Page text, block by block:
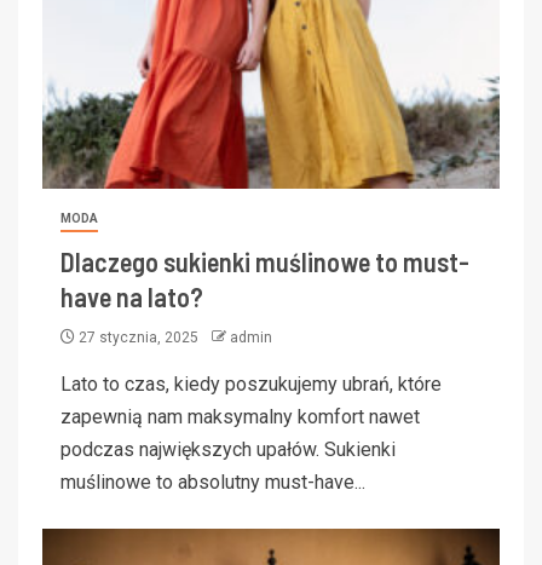
MODA
Dlaczego sukienki muślinowe to must-
have na lato?
27 stycznia, 2025 admin
Lato to czas, kiedy poszukujemy ubrań, które
zapewnią nam maksymalny komfort nawet
podczas największych upałów. Sukienki
muślinowe to absolutny must-have...